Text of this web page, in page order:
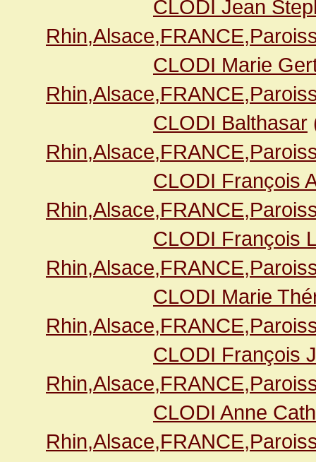
CLODI Jean
CLODI Marie
CLODI Balthasar
CLODI François
CLODI François
CLODI Marie
CLODI François
CLODI Anne